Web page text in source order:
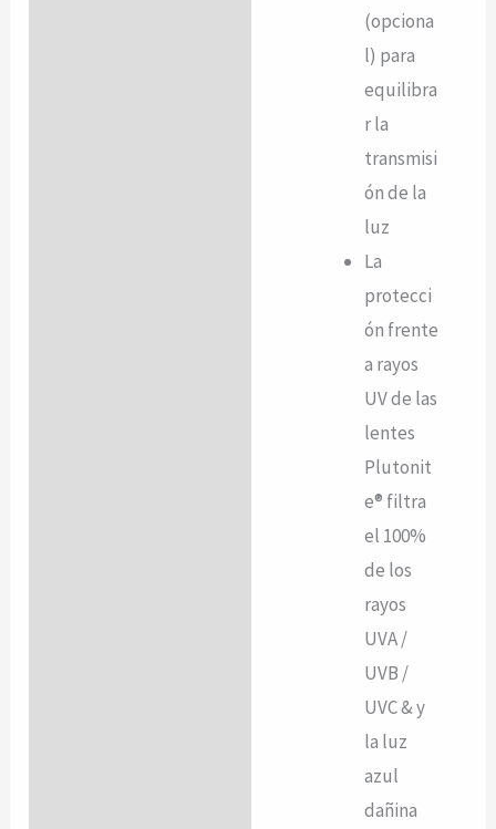
(opciona
l) para
equilibra
r la
transmisi
ón de la
luz
La
protecci
ón frente
a rayos
UV de las
lentes
Plutonit
e® filtra
el 100%
de los
rayos
UVA /
UVB /
UVC & y
la luz
azul
dañina